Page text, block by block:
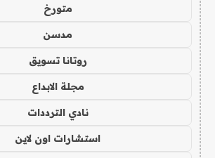
متورخ
مدسن
روتانا تسويق
مجلة الابداع
نادي الترددات
استشارات اون لاين